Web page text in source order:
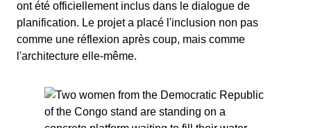
ont été officiellement inclus dans le dialogue de
planification. Le projet a placé l'inclusion non pas
comme une réflexion après coup, mais comme
l'architecture elle-même.